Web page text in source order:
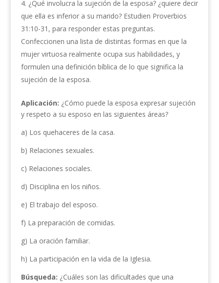
¿Qué involucra la sujeción de la esposa? ¿quiere decir
que ella es inferior a su marido? Estudien Proverbios
31:10-31, para responder estas preguntas.
Confeccionen una lista de distintas formas en que la
mujer virtuosa realmente ocupa sus habilidades, y
formulen una definición bíblica de lo que significa la
sujeción de la esposa.
Aplicación: ¿Cómo puede la esposa expresar sujeción
y respeto a su esposo en las siguientes áreas?
a) Los quehaceres de la casa.
b) Relaciones sexuales.
c) Relaciones sociales.
d) Disciplina en los niños.
e) El trabajo del esposo.
f) La preparación de comidas.
g) La oración familiar.
h) La participación en la vida de la Iglesia.
Búsqueda: ¿Cuáles son las dificultades que una